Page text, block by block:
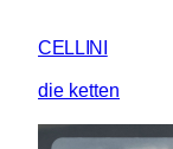
CELLINI
die ketten